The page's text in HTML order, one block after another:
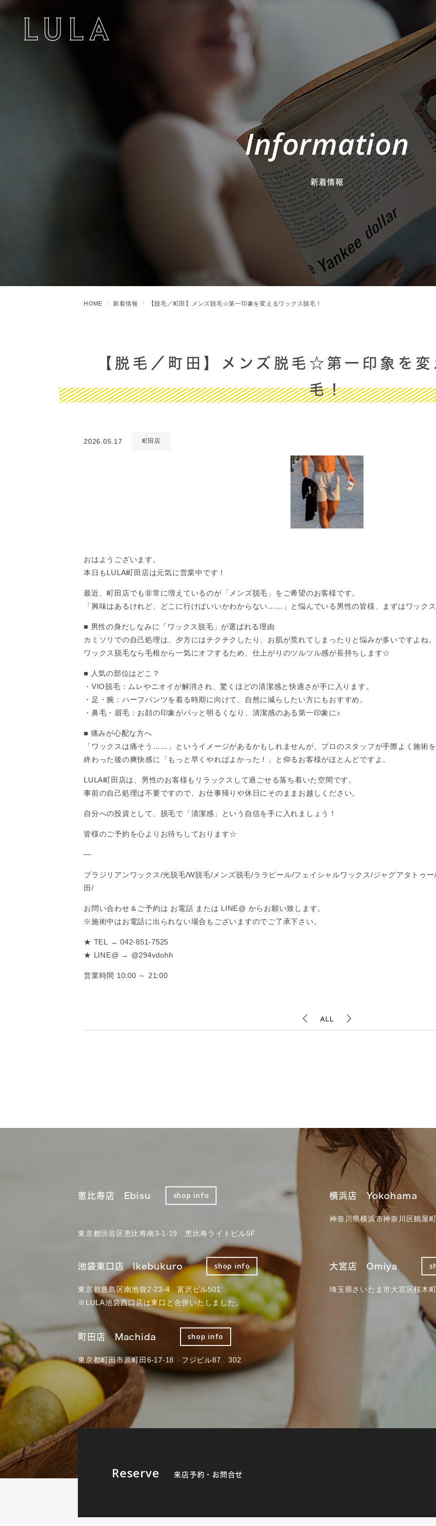
Information
新着情報
HOME 新着情報 【脱毛／町田】メンズ脱毛☆第一印象を変えるワックス脱毛！
【脱毛／町田】メンズ脱毛☆第一印象を
毛！
2026.05.17 町田店
おはようございます。
本日もLULA町田店は元気に営業中です！
最近、町田店でも非常に増えているのが「メンズ脱毛」をご希望のお客様です。
「興味はあるけれど、どこに行けばいいかわからない……」と悩んでいる男性の皆様、まずはワック
■ 男性の身だしなみに「ワックス脱毛」が選ばれる理由
カミソリでの自己処理は、夕方にはチクチクしたり、お肌が荒れてしまったりと悩みが多いですよね。
ワックス脱毛なら毛根から一気にオフするため、仕上がりのツルツル感が長持ちします☆
■ 人気の部位はどこ？
・VIO脱毛：ムレやニオイが解消され、驚くほどの清潔感と快適さが手に入ります。
・足・腕：ハーフパンツを着る時期に向けて、自然に減らしたい方にもおすすめ。
・鼻毛・眉毛：お顔の印象がパッと明るくなり、清潔感のある第一印象に♪
■ 痛みが心配な方へ
「ワックスは痛そう……」というイメージがあるかもしれませんが、プロのスタッフが手際よく施術
終わった後の爽快感に「もっと早くやればよかった！」と仰るお客様がほとんどですよ。
LULA町田店は、男性のお客様もリラックスして過ごせる落ち着いた空間です。
事前の自己処理は不要ですので、お仕事帰りや休日にそのままお越しください。
自分への投資として、脱毛で「清潔感」という自信を手に入れましょう！
皆様のご予約を心よりお待ちしております☆
—
ブラジリアンワックス/光脱毛/W脱毛/メンズ脱毛/ララピール/フェイシャルワックス/ジャグアタトゥ
田/
お問い合わせ＆ご予約は お電話 または LINE@ からお願い致します。
※施術中はお電話に出られない場合もございますのでご了承下さい。
★ TEL → 042-851-7525
★ LINE@ → @294vdohh
営業時間 10:00 ～ 21:00
ALL
恵比寿店 Ebisu shop info
東京都渋谷区恵比寿南3-1-19 恵比寿ライトビル5F
横浜店 Yokohama
神奈川県横浜市神奈川区鶴屋
池袋東口店 Ikebukuro shop info
東京都豊島区南池袋2-23-4 富沢ビル501
※LULA池袋西口店は東口と合併いたしました。
大宮店 Omiya
埼玉県さいたま市大宮区桜木
町田店 Machida shop info
東京都町田市原町田6-17-18 フジビル87 302
Reserve 来店予約・お問合せ